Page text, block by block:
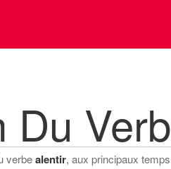
Du
verbealentir, aux principaux